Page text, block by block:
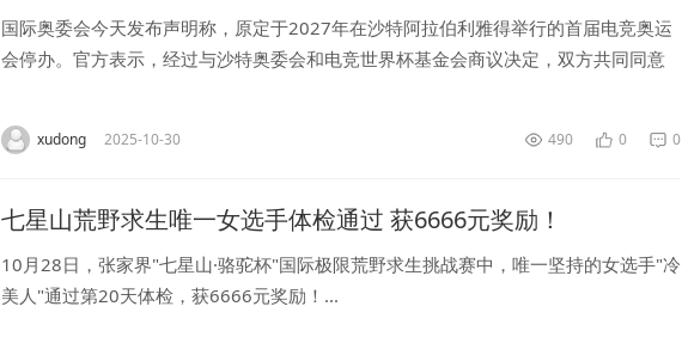
国际奥委会今天发布声明称，原定于2027年在沙特阿拉伯利雅得举行的首届电竞奥运
会停办。官方表示，经过与沙特奥委会和电竞世界杯基金会商议决定，双方共同同意
xudong 2025-10-30 490 0 0
七星山荒野求生唯一女选手体检通过 获6666元奖励！
10月28日，张家界"七星山·骆驼杯"国际极限荒野求生挑战赛中，唯一坚持的女选手"冷
美人"通过第20天体检，获6666元奖励！...